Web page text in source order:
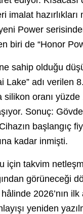
hazırlıkları
Power
biri de “Honor
sahip olduğu
adı verilen
oranı yüzde
Sonuç:
başlangıç
kadar inmişti.
için takvim
görüneceği
2026’nın ilk
yeniden